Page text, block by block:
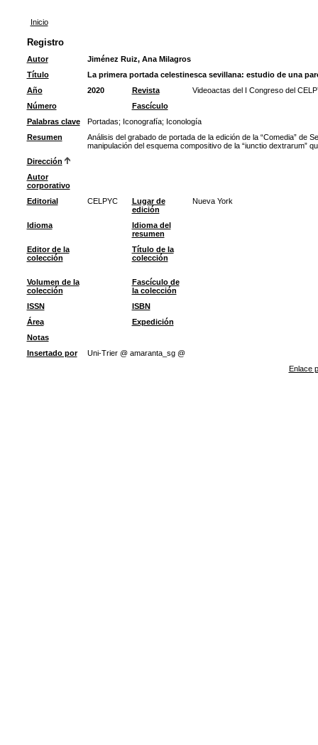
Inicio
Registro
Autor
Jiménez Ruiz, Ana Milagros
Título
La primera portada celestinesca sevillana: estudio de una
Año
2020 Revista
Videoactas del I Congreso del
Número
Fascículo
Palabras clave
Portadas; Iconografía; Iconología
Resumen
Análisis del grabado de portada de la edición de la “Comedia” de
manipulación del esquema compositivo de la “iunctio dextrarum”
Dirección
Autor
corporativo
Editorial
CELPYC
Lugar de
edición
Nueva York
Idioma
Idioma del
resumen
Editor de la
colección
Título de la
colección
Volumen de la
colección
Fascículo de
la colección
ISSN
ISBN
Área
Expedición
Notas
Insertado por
Uni-Trier @ amaranta_sg @
Enlace